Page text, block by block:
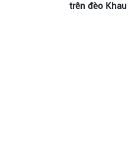
trên đèo